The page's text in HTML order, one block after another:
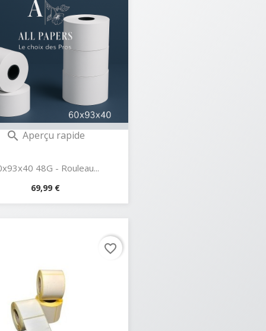
 Aperçu rapide
48G - Rouleau...
Prix
69,99 €
favorite_border